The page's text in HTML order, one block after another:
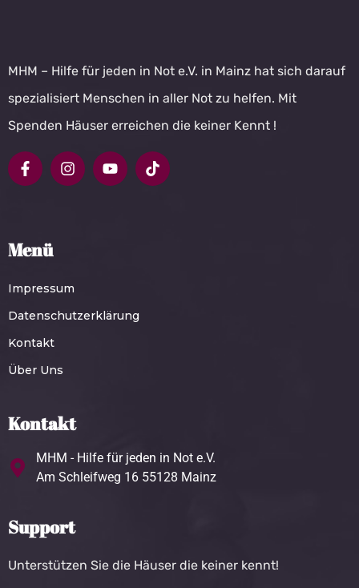
MHM – Hilfe für jeden in Not e.V. in Mainz hat sich darauf
spezialisiert Menschen in aller Not zu helfen. Mit
Spenden Häuser erreichen die keiner Kennt !
Menü
Impressum
Datenschutzerklärung
Kontakt
Über Uns
Kontakt
MHM - Hilfe für jeden in Not e.V.
Am Schleifweg 16 55128 Mainz
Support
Unterstützen Sie die Häuser die keiner kennt!